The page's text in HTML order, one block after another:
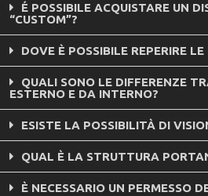
É POSSIBILE ACQUISTARE UN
“CUSTOM”?
DOVE È POSSIBILE REPERIRE
QUALI SONO LE DIFFERENZE
ESTERNO E DA INTERNO?
ESISTE LA POSSIBILITÀ DI
QUAL È LA STRUTTURA
È NECESSARIO UN PERMESSO